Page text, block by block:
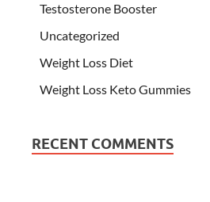
Testosterone Booster
Uncategorized
Weight Loss Diet
Weight Loss Keto Gummies
RECENT COMMENTS